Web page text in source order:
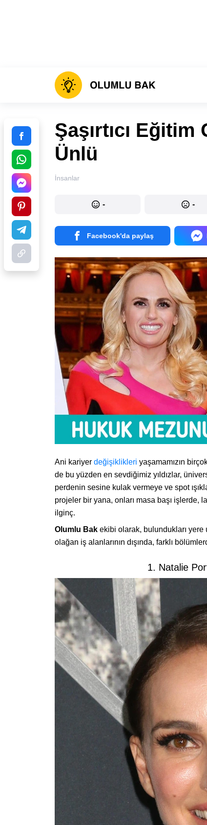
Şaşırtıcı
Ünlü
İnsanlar
- -
Facebook'da paylaş
Ani kariyer değişiklikleri yaşamamızın
de bu yüzden en sevdiğimiz yıldızlar,
perdenin sesine kulak vermeye ve spot
projeler bir yana, onları masa başı işlerde,
ilginç.
Olumlu Bak ekibi olarak, bulundukları yere
olağan iş alanlarının dışında, farklı
1. Natalie